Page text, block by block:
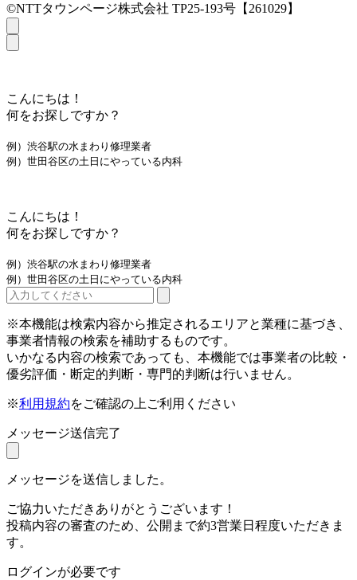
©NTTタウンページ株式会社 TP25-193号【261029】
こんにちは！
何をお探しですか？
例）渋谷駅の水まわり修理業者
例）世田谷区の土日にやっている内科
こんにちは！
何をお探しですか？
例）渋谷駅の水まわり修理業者
例）世田谷区の土日にやっている内科
※本機能は検索内容から推定されるエリアと業種に基づき、
事業者情報の検索を補助するものです。
いかなる内容の検索であっても、本機能では事業者の比較・
優劣評価・断定的判断・専門的判断は行いません。
※利用規約をご確認の上ご利用ください
メッセージ送信完了
メッセージを送信しました。
ご協力いただきありがとうございます！
投稿内容の審査のため、公開まで約3営業日程度いただきま
す。
ログインが必要です